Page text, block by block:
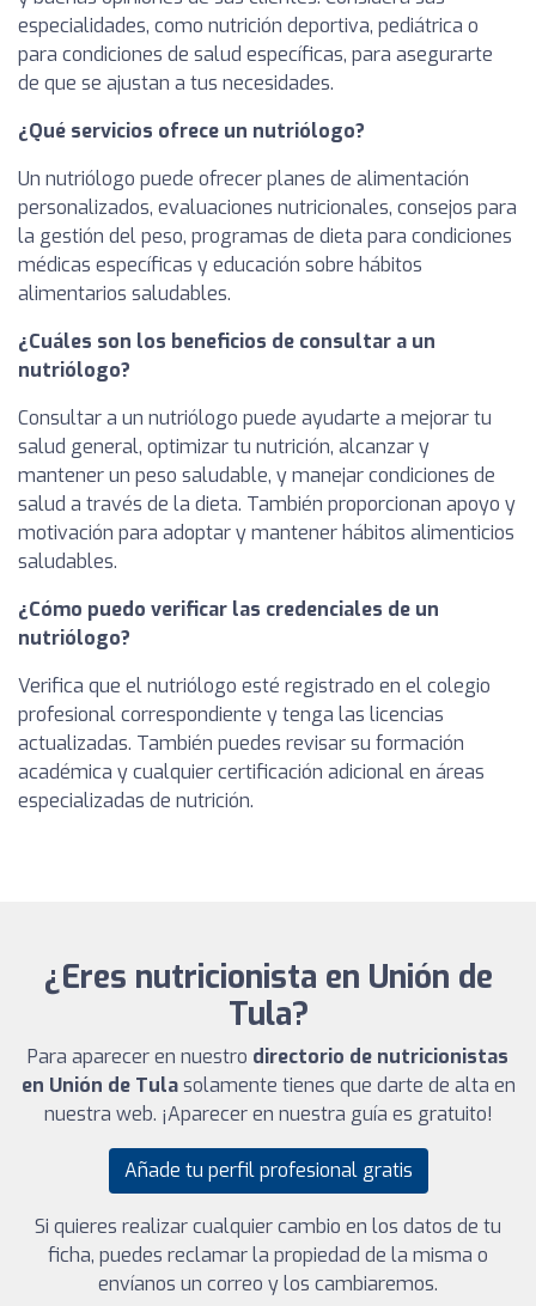
especialidades, como nutrición deportiva, pediátrica o
para condiciones de salud específicas, para asegurarte
de que se ajustan a tus necesidades.
¿Qué servicios ofrece un nutriólogo?
Un nutriólogo puede ofrecer planes de alimentación
personalizados, evaluaciones nutricionales, consejos para
la gestión del peso, programas de dieta para condiciones
médicas específicas y educación sobre hábitos
alimentarios saludables.
¿Cuáles son los beneficios de consultar a un
nutriólogo?
Consultar a un nutriólogo puede ayudarte a mejorar tu
salud general, optimizar tu nutrición, alcanzar y
mantener un peso saludable, y manejar condiciones de
salud a través de la dieta. También proporcionan apoyo y
motivación para adoptar y mantener hábitos alimenticios
saludables.
¿Cómo puedo verificar las credenciales de un
nutriólogo?
Verifica que el nutriólogo esté registrado en el colegio
profesional correspondiente y tenga las licencias
actualizadas. También puedes revisar su formación
académica y cualquier certificación adicional en áreas
especializadas de nutrición.
¿Eres nutricionista en Unión de
Tula?
Para aparecer en nuestro directorio de nutricionistas
en Unión de Tulasolamente tienes que darte de alta en
nuestra web. ¡Aparecer en nuestra guía es gratuito!
Añade tu perfil profesional gratis
Si quieres realizar cualquier cambio en los datos de tu
ficha, puedes reclamar la propiedad de la misma o
envíanos un correo y los cambiaremos.